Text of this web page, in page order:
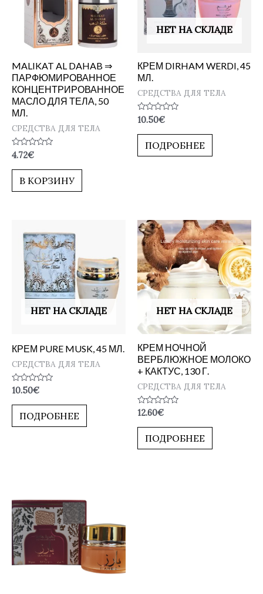
MALIKAT AL DAHAB ⇒
ПАРФЮМИРОВАННОЕ
КОНЦЕНТРИРОВАННОЕ
МАСЛО ДЛЯ ТЕЛА, 50
МЛ.
СРЕДСТВА ДЛЯ ТЕЛА
Оценка
0
из
4.72€
В КОРЗИНУ
НЕТ НА СКЛАДЕ
КРЕМ DIRHAM WERDI, 45
МЛ.
СРЕДСТВА ДЛЯ ТЕЛА
Оценка
0
из
10.50€
ПОДРОБНЕЕ
НЕТ НА СКЛАДЕ
КРЕМ PURE MUSK, 45 МЛ.
СРЕДСТВА ДЛЯ ТЕЛА
Оценка
из
10.50€
ПОДРОБНЕЕ
НЕТ НА СКЛАДЕ
КРЕМ НОЧНОЙ
ВЕРБЛЮЖНОЕ МОЛОКО
+ КАКТУС, 130 Г.
СРЕДСТВА ДЛЯ ТЕЛА
Оценка
из
12.60€
ПОДРОБНЕЕ